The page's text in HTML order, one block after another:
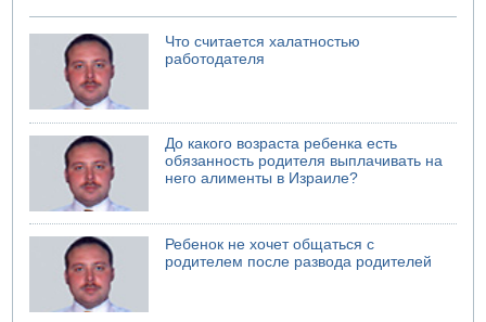
Еще один меморандум для Ирана
Что считается халатностью
работодателя
До какого возраста ребенка есть
обязанность родителя выплачивать на
него алименты в Израиле?
Ребенок не хочет общаться с
родителем после развода родителей